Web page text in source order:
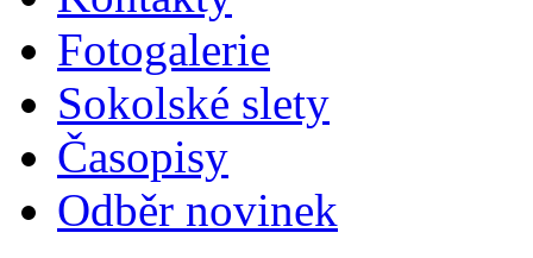
Fotogalerie
Sokolské slety
Časopisy
Odběr novinek